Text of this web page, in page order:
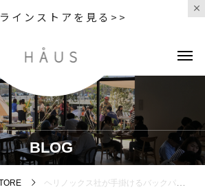
インストアを見る>>
BLOG
ヘリノックス社が手掛けるバックパックブランドである「TERG」